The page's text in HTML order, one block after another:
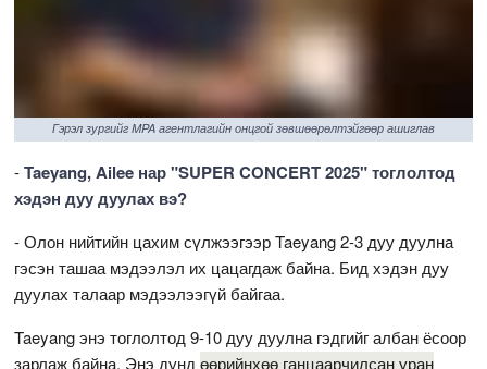
Гэрэл зургийг MPA агентлагийн онцгой зөвшөөрөлтэйгөөр ашиглав
-Taeyang, Ailee нар "SUPER CONCERT 2025" тоглолтод
хэдэн дуу дуулах вэ?
- Олон нийтийн цахим сүлжээгээр Taeyang 2-3 дуу дуулна
гэсэн ташаа мэдээлэл их цацагдаж байна. Бид хэдэн дуу
дуулах талаар мэдээлээгүй байгаа.
Taeyang энэ тоглолтод 9-10 дуу дуулна гэдгийг албан ёсоор
зарлаж байна. Энэ дундөөрийнхөө ганцаарчилсан уран